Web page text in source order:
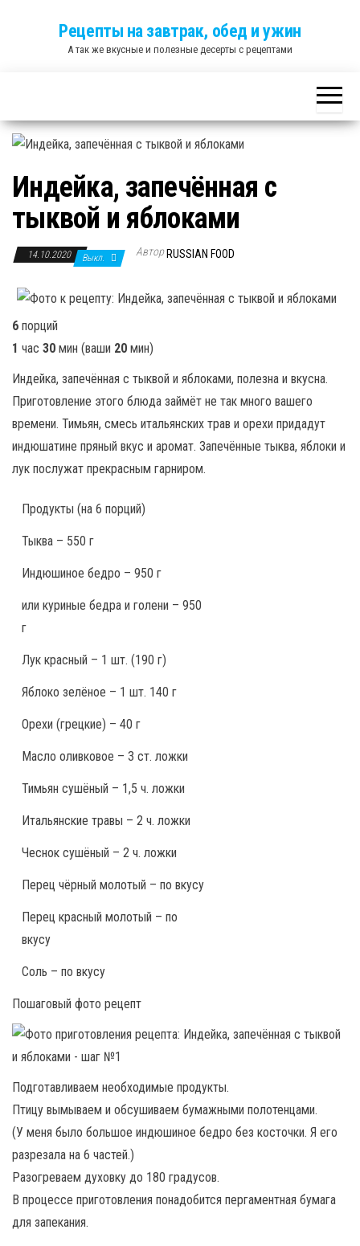
Рецепты на завтрак, обед и ужин
А так же вкусные и полезные десерты с рецептами
Индейка, запечённая с
тыквой и яблоками
14.10.2020 Выкл. Автор RUSSIAN FOOD
6 порций
1 час 30 мин (ваши 20 мин)
Индейка, запечённая с тыквой и яблоками, полезна и вкусна.
Приготовление этого блюда займёт не так много вашего
времени. Тимьян, смесь итальянских трав и орехи придадут
индюшатине пряный вкус и аромат. Запечённые тыква, яблоки и
лук послужат прекрасным гарниром.
Продукты (на 6 порций)
Тыква – 550 г
Индюшиное бедро – 950 г
или куриные бедра и голени – 950
г
Лук красный – 1 шт. (190 г)
Яблоко зелёное – 1 шт. 140 г
Орехи (грецкие) – 40 г
Масло оливковое – 3 ст. ложки
Тимьян сушёный – 1,5 ч. ложки
Итальянские травы – 2 ч. ложки
Чеснок сушёный – 2 ч. ложки
Перец чёрный молотый – по вкусу
Перец красный молотый – по
вкусу
Соль – по вкусу
Пошаговый фото рецепт
Подготавливаем необходимые продукты.
Птицу вымываем и обсушиваем бумажными полотенцами.
(У меня было большое индюшиное бедро без косточки. Я его
разрезала на 6 частей.)
Разогреваем духовку до 180 градусов.
В процессе приготовления понадобится пергаментная бумага
для запекания.